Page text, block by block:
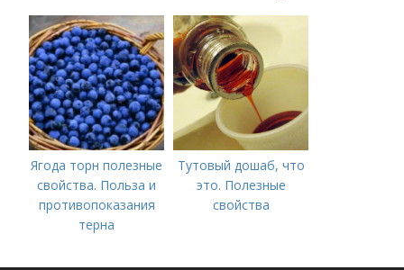
лучше делать
Ягода торн полезные
свойства. Польза и
противопоказания
терна
Тутовый дошаб, что
это. Полезные
свойства